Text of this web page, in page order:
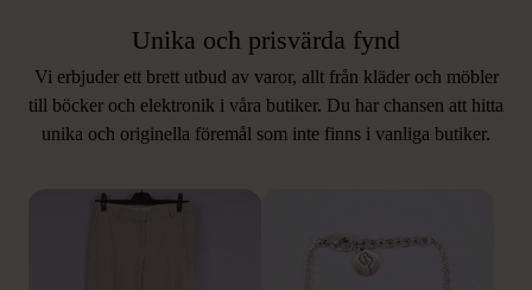
Unika och prisvärda fynd
Vi erbjuder ett brett utbud av varor, allt från kläder och möbler
till böcker och elektronik i våra butiker. Du har chansen att hitta
unika och originella föremål som inte finns i vanliga butiker.
LIKNANDE PRODUKTER
Hitta produkter som påminner om denna